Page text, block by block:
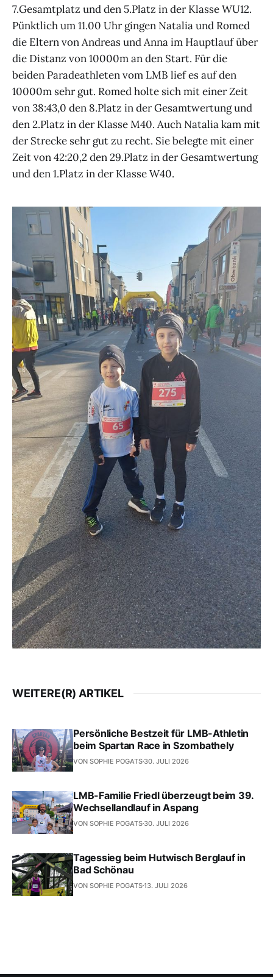
7.Gesamtplatz und den 5.Platz in der Klasse WU12.
Pünktlich um 11.00 Uhr gingen Natalia und Romed
die Eltern von Andreas und Anna im Hauptlauf über
die Distanz von 10000m an den Start. Für die
beiden Paradeathleten vom LMB lief es auf den
10000m sehr gut. Romed holte sich mit einer Zeit
von 38:43,0 den 8.Platz in der Gesamtwertung und
den 2.Platz in der Klasse M40. Auch Natalia kam mit
der Strecke sehr gut zu recht. Sie belegte mit einer
Zeit von 42:20,2 den 29.Platz in der Gesamtwertung
und den 1.Platz in der Klasse W40.
WEITERE(R) ARTIKEL
Persönliche Bestzeit für LMB-Athletin
beim Spartan Race in Szombathely
VON SOPHIE POGATS 30. JULI 2026
LMB-Familie Friedl überzeugt beim 39.
Wechsellandlauf in Aspang
VON SOPHIE POGATS 30. JULI 2026
Tagessieg beim Hutwisch Berglauf in
Bad Schönau
VON SOPHIE POGATS13. JULI 2026